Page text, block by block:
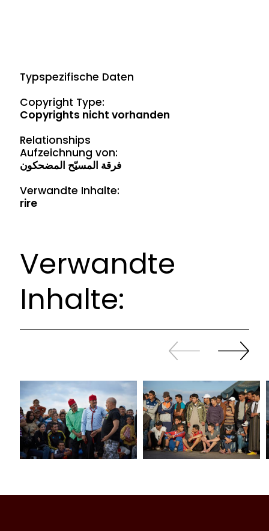
Typspezifische Daten
Copyright Type:
Copyrights nicht vorhanden
Relationships
Aufzeichnung von:
فرقة المسيّح المضحكون
Verwandte Inhalte:
rire
Verwandte
Inhalte:
Zurück
sliden
Weiter
sliden